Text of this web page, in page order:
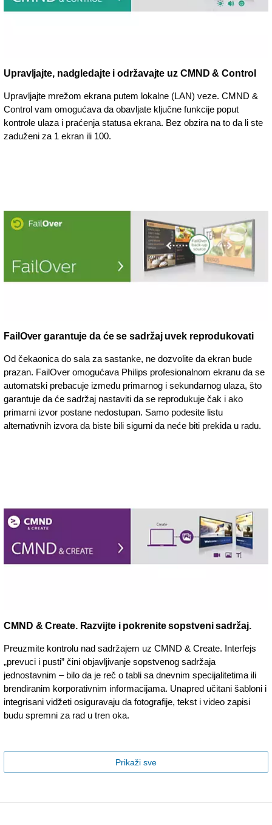
Upravljajte, nadgledajte i održavajte uz CMND & Control
Upravljajte mrežom ekrana putem lokalne (LAN) veze. CMND &
Control vam omogućava da obavljate ključne funkcije poput
kontrole ulaza i praćenja statusa ekrana. Bez obzira na to da li ste
zaduženi za 1 ekran ili 100.
FailOver garantuje da će se sadržaj uvek reprodukovati
Od čekaonica do sala za sastanke, ne dozvolite da ekran bude
prazan. FailOver omogućava Philips profesionalnom ekranu da se
automatski prebacuje između primarnog i sekundarnog ulaza, što
garantuje da će sadržaj nastaviti da se reprodukuje čak i ako
primarni izvor postane nedostupan. Samo podesite listu
alternativnih izvora da biste bili sigurni da neće biti prekida u radu.
CMND & Create. Razvijte i pokrenite sopstveni sadržaj.
Preuzmite kontrolu nad sadržajem uz CMND & Create. Interfejs
„prevuci i pusti” čini objavljivanje sopstvenog sadržaja
jednostavnim – bilo da je reč o tabli sa dnevnim specijalitetima ili
brendiranim korporativnim informacijama. Unapred učitani šabloni i
integrisani vidžeti osiguravaju da fotografije, tekst i video zapisi
budu spremni za rad u tren oka.
Prikaži sve